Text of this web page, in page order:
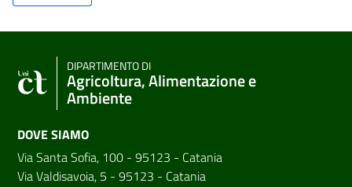
DIPARTIMENTO DI
Agricoltura, Alimentazione e
Ambiente
DOVE SIAMO
Via Santa Sofia, 100 - 95123 - Catania
Via Valdisavoia, 5 - 95123 - Catania